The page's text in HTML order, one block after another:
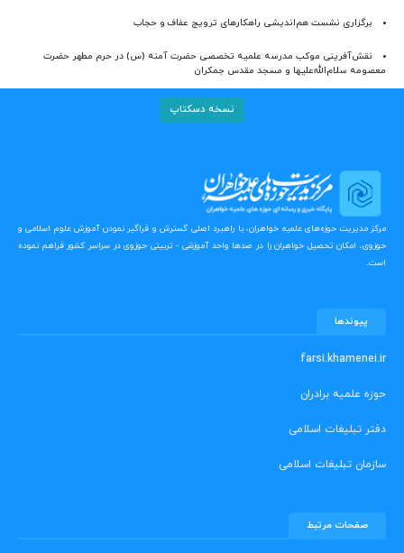
برگزاری نشست هم‌اندیشی راهکارهای ترویج عفاف و حجاب
نقش‌آفرینی موکب مدرسه علمیه تخصصی حضرت آمنه (س) در حرم مطهر حضرت
معصومه سلام‌الله‌علیها و مسجد مقدس جمکران
نسخه دسکتاپ
مرکز مدیریت حوزه‌های علمیه خواهران، با راهبرد اصلی گسترش و فراگیر نمودن آموزش علوم اسلامی و
حوزوی، امکان تحصیل خواهران را در صدها واحد آموزشی - تربیتی حوزوی در سراسر کشور فراهم نموده
است.
پیوندها
farsi.khamenei.ir
حوزه علمیه برادران
دفتر تبلیغات اسلامی
سازمان تبلیغات اسلامی
صفحات مرتبط